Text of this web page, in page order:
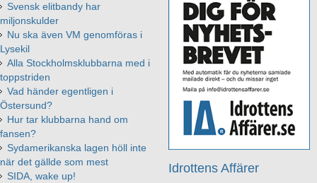
Idrottens Affärer
Svensk elitbandy har
miljonskulder
Nu ska även VM genomföras i
Lysekil
Alla Stockholmsklubbarna med i
toppstriden
Vad händer egentligen i
Östersund?
Hur tar klubbarna hand om
fansen?
Sydamerikanska lagen höll inte
när det gällde som mest
SIDA, wake up!